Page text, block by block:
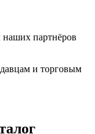
партнёров
и торговым